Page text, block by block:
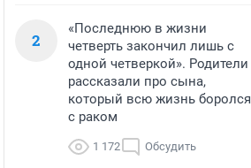
2
«Последнюю в жизни
четверть закончил лишь с
одной четверкой». Родители
рассказали про сына,
который всю жизнь боролся
с раком
1 172 Обсудить